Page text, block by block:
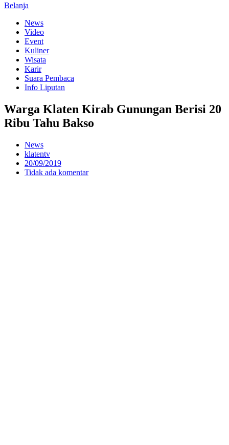
Belanja
News
Video
Event
Kuliner
Wisata
Karir
Suara Pembaca
Info Liputan
Warga Klaten Kirab Gunungan Berisi 20
Ribu Tahu Bakso
News
klatentv
20/09/2019
Tidak ada komentar